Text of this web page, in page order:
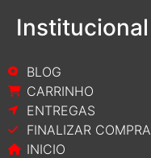
Institucional
BLOG
CARRINHO
ENTREGAS
FINALIZAR COMPRA
INICIO